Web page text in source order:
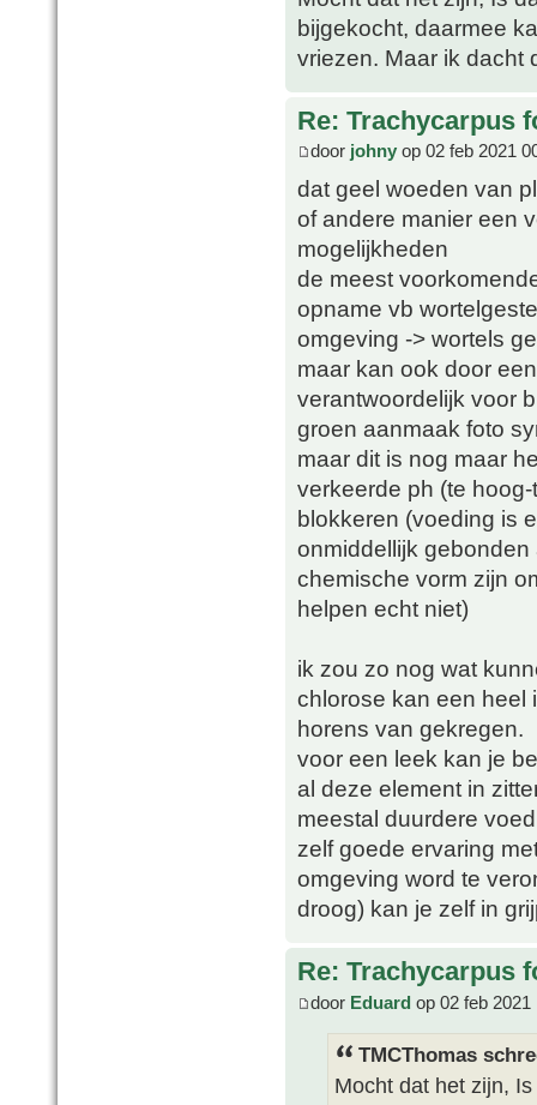
bijgekocht, daarmee
vriezen. Maar ik dacht
Re: Trachycarpus
door johny op 02 feb 2021
dat geel woeden van
of andere manier een
mogelijkheden
de meest
opname vb
omgeving -> wortels
maar kan ook door
verantwoordelijk voor
groen aanmaak foto
maar dit is nog maar
verkeerde ph (te
blokkeren (voeding is
onmiddellijk
chemische vorm zijn
helpen echt niet)
ik zou zo nog wat
chlorose kan een heel
horens van gekregen.
voor een leek kan je
al deze element in
meestal duurdere
zelf goede ervaring
omgeving word te
droog) kan je zelf in
Re: Trachycarpus
door Eduard op 02 feb 2021
TMCThomas
Mocht dat het zijn,